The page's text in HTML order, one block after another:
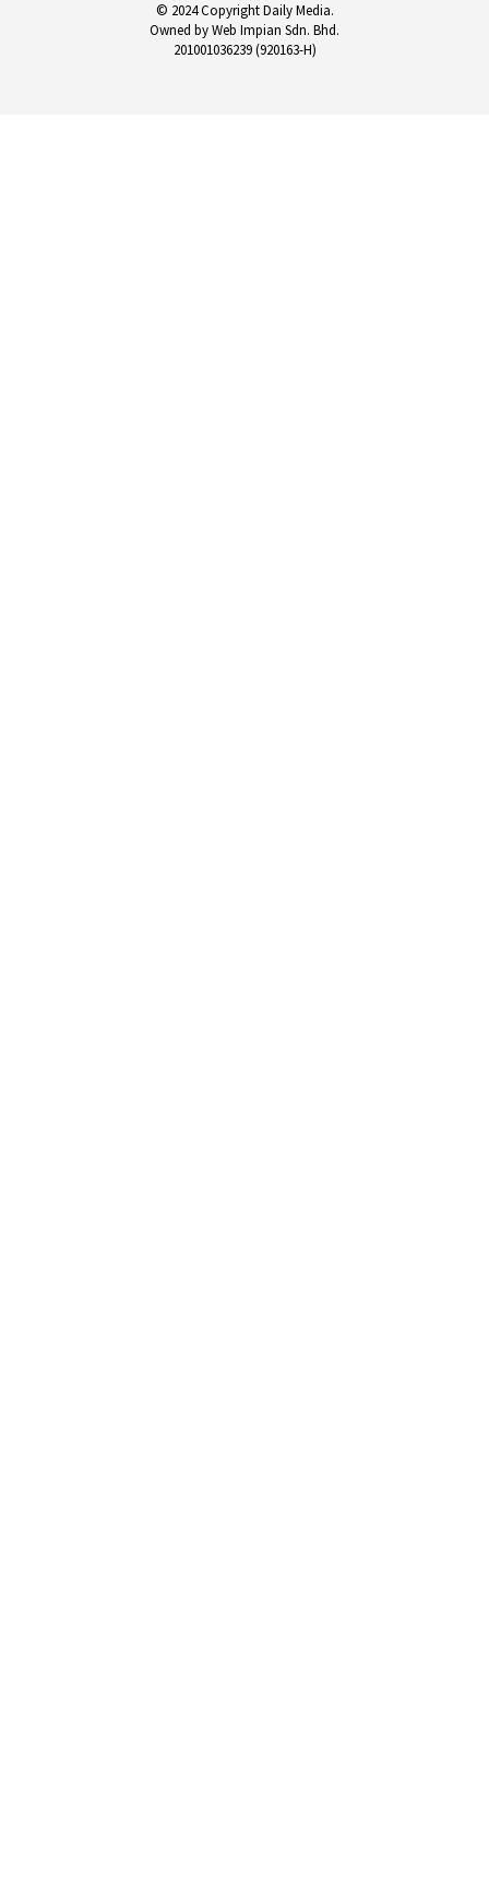
© 2024 Copyright Daily Media.
Owned by Web Impian Sdn. Bhd.
201001036239 (920163-H)